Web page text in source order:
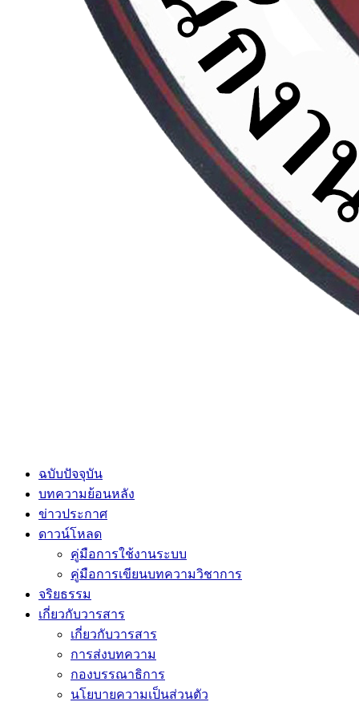
ฉบับปัจจุบัน
บทความย้อนหลัง
ข่าวประกาศ
ดาวน์โหลด
คู่มือการใช้งานระบบ
คู่มือการเขียนบทความวิชาการ
จริยธรรม
เกี่ยวกับวารสาร
เกี่ยวกับวารสาร
การส่งบทความ
กองบรรณาธิการ
นโยบายความเป็นส่วนตัว